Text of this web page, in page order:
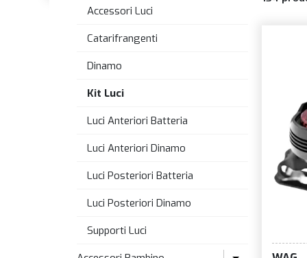
Accessori Luci
Catarifrangenti
Dinamo
Kit Luci
Luci Anteriori Batteria
Luci Anteriori Dinamo
Luci Posteriori Batteria
Luci Posteriori Dinamo
Supporti Luci